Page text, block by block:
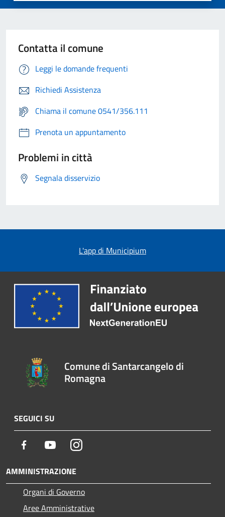
Contatta il comune
Leggi le domande frequenti
Richiedi Assistenza
Chiama il comune 0541/356.111
Prenota un appuntamento
Problemi in città
Segnala disservizio
L'app di Municipium
Comune di Santarcangelo di
Romagna
SEGUICI SU
Facebook YoutubeInstagram
AMMINISTRAZIONE
Organi di Governo
Aree Amministrative